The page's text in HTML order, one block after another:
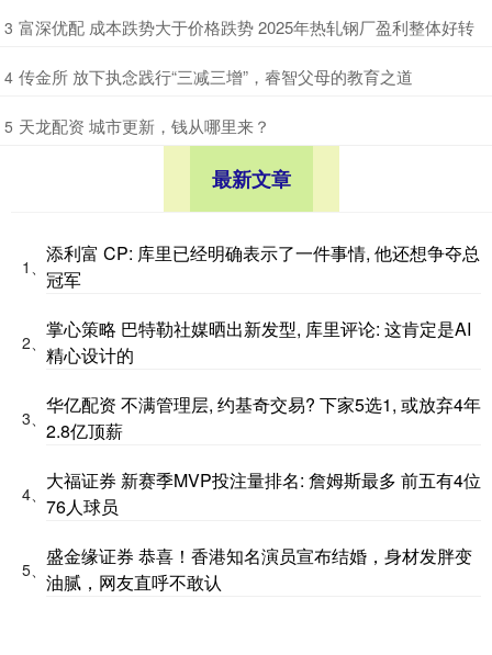
3 ​富深优配 成本跌势大于价格跌势 2025年热轧钢厂盈利整体好转
4 ​传金所 放下执念践行“三减三增”，睿智父母的教育之道
5 ​天龙配资 城市更新，钱从哪里来？
最新文章
1、
添利富 CP: 库里已经明确表示了一件事情, 他还想争夺总
冠军
2、
掌心策略 巴特勒社媒晒出新发型, 库里评论: 这肯定是AI
精心设计的
3、
华亿配资 不满管理层, 约基奇交易? 下家5选1, 或放弃4年
2.8亿顶薪
4、
大福证券 新赛季MVP投注量排名: 詹姆斯最多 前五有4位
76人球员
5、
盛金缘证券 恭喜！香港知名演员宣布结婚，身材发胖变
油腻，网友直呼不敢认